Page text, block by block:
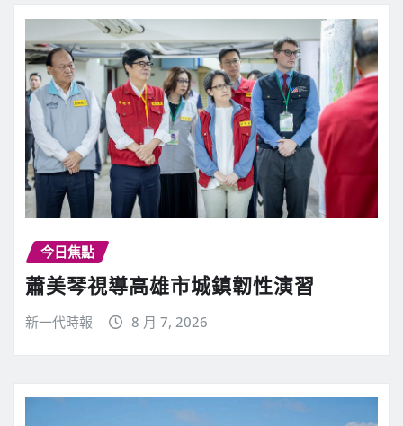
d
i
n
g
今日焦點
蕭美琴視導高雄市城鎮韌性演習
新一代時報 8 月 7, 2026